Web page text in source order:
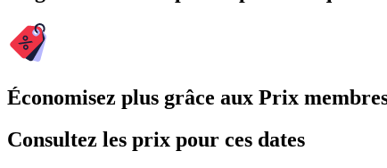
Économisez plus grâce aux Prix
Consultez les prix pour ces dates